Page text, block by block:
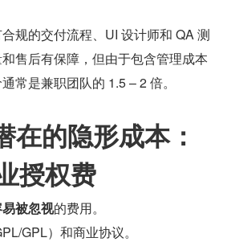
合规的交付流程、UI 设计师和 QA 测
售后有保障，但由于包含管理成本
常是兼职团队的 1.5 – 2 倍。
在的隐形成本：
授权费
被忽视的费用。
GPL）和商业协议。